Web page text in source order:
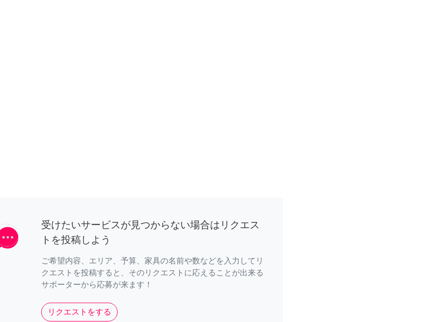
受けたいサービスが見つからない場合はリクエス
トを投稿しよう
ご希望内容、エリア、予算、家具の名前や数などを入力してリ
クエストを投稿すると、そのリクエストに応えることが出来る
サポーターから応募が来ます！
リクエストをする